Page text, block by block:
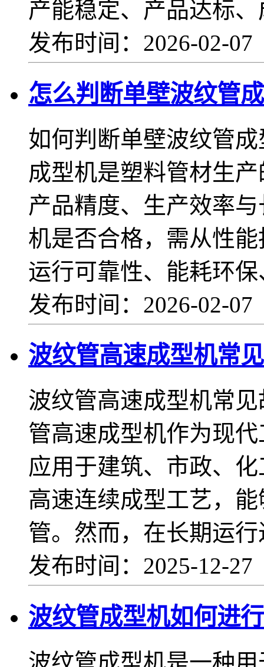
产能稳定、产品达标
发布时间：2026-02-
怎么判断单壁波纹管
如何判断单壁波纹管
成型机是塑料管材生
产品精度、生产效率
机是否合格，需从性
运行可靠性、能耗环
发布时间：2026-02-
波纹管高速成型机常
波纹管高速成型机常
管高速成型机作为现
应用于建筑、市政、
高速连续成型工艺，
管。然而，在长期运
发布时间：2025-12-
波纹管成型机如何进
波纹管成型机是一种